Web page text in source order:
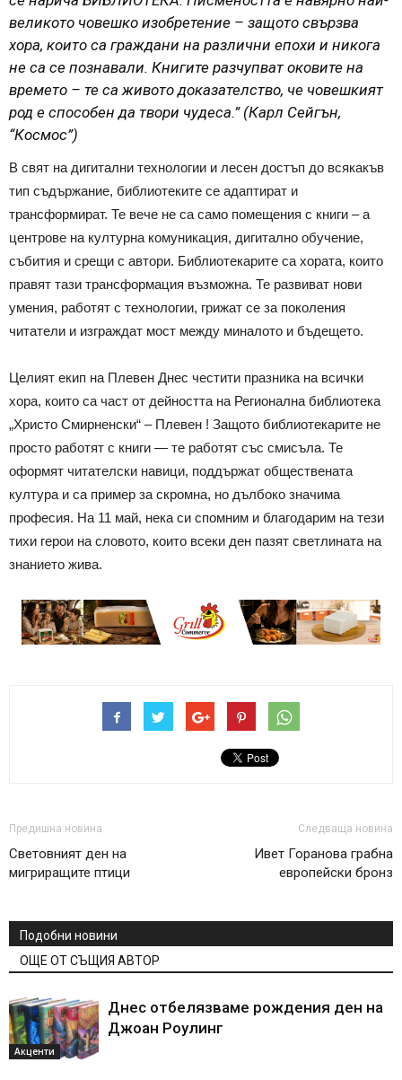
великото човешко изобретение – защото свързва
хора, които са граждани на различни епохи и никога
не са се познавали. Книгите разчупват оковите на
времето – те са живото доказателство, че човешкият
род е способен да твори чудеса.” (Карл Сейгън,
“Космос”)
В свят на дигитални технологии и лесен достъп до всякакъв
тип съдържание, библиотеките се адаптират и
трансформират. Те вече не са само помещения с книги – а
центрове на културна комуникация, дигитално обучение,
събития и срещи с автори. Библиотекарите са хората, които
правят тази трансформация възможна. Те развиват нови
умения, работят с технологии, грижат се за поколения
читатели и изграждат мост между миналото и бъдещето.
Целият екип на Плевен Днес честити празника на всички
хора, които са част от дейността на Регионална библиотека
„Христо Смирненски“ – Плевен ! Защото библиотекарите не
просто работят с книги — те работят със смисъла. Те
оформят читателски навици, поддържат обществената
култура и са пример за скромна, но дълбоко значима
професия. На 11 май, нека си спомним и благодарим на тези
тихи герои на словото, които всеки ден пазят светлината на
знанието жива.
Предишна новина
Световният ден на
мигриращите птици
Следваща новина
Ивет Горанова грабна
европейски бронз
Подобни новини
ОЩЕ ОТ СЪЩИЯ АВТОР
Акценти
Днес отбелязваме рождения ден на
Джоан Роулинг